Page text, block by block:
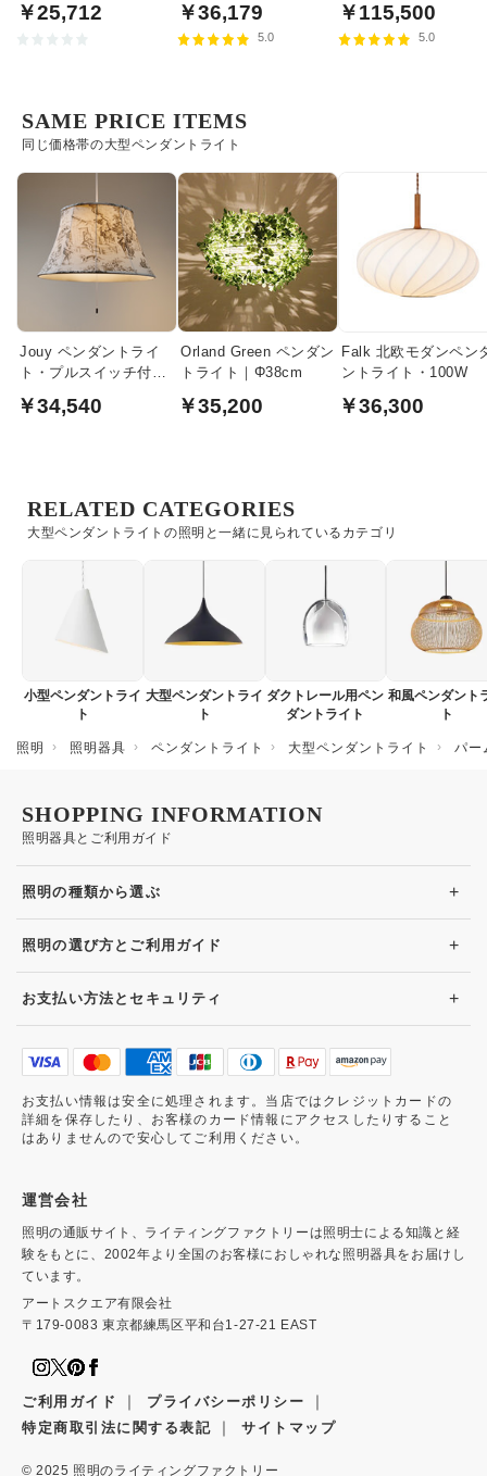
￥25,712 ￥36,179
5.0
｜ハーマンミラー
￥115,500
5.0
同じ価格帯の大型ペンダントライト
SAME PRICE ITEMS
Jouy ペンダントライ
ト・プルスイッチ付き
￥34,540
Orland Green ペンダン
トライト｜Φ38cm
￥35,200
Falk 北欧モダンペン
ントライト・100W
￥36,300
大型ペンダントライトの照明と一緒に見られているカテゴリ
RELATED CATEGORIES
小型ペンダントライ
ト
大型ペンダントライ
ト
ダクトレール用ペン
ダントライト
和風ペンダント
ト
照明 照明器具 ペンダントライト 大型ペンダントライト パー
照明器具とご利用ガイド
SHOPPING INFORMATION
照明の種類から選ぶ +
照明の選び方とご利用ガイド +
お支払い方法とセキュリティ +
お支払い情報は安全に処理されます。当店ではクレジットカードの
詳細を保存したり、お客様のカード情報にアクセスしたりすること
はありませんので安心してご利用ください。
運営会社
照明の通販サイト、ライティングファクトリーは照明士による知識と経
験をもとに、2002年より全国のお客様におしゃれな照明器具をお届けし
ています。
アートスクエア有限会社
〒179-0083 東京都練馬区平和台1-27-21 EAST
ご利用ガイド ｜ プライバシーポリシー ｜
特定商取引法に関する表記 ｜ サイトマップ
© 2025 照明のライティングファクトリー